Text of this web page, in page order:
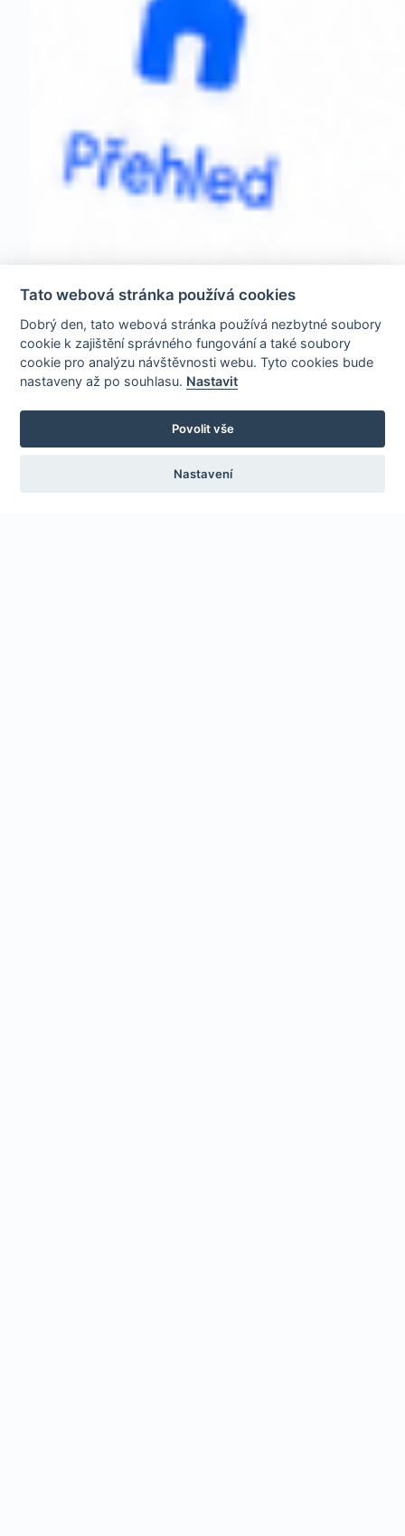
Tato webová stránka používá cookies
Dobrý den, tato webová stránka používá nezbytné soubory
cookie k zajištění správného fungování a také soubory
cookie pro analýzu návštěvnosti webu. Tyto cookies bude
nastaveny až po souhlasu. Nastavit
Povolit vše
Nastavení